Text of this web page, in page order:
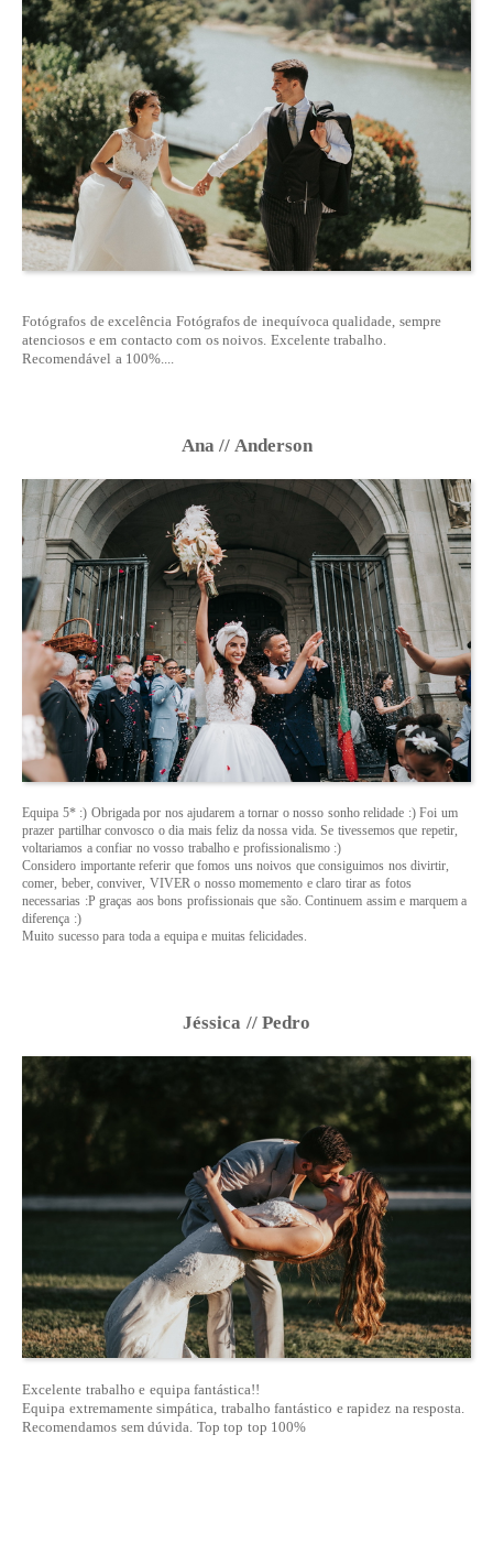
Fotógrafos de excelência Fotógrafos de inequívoca qualidade, sempre
atenciosos e em contacto com os noivos. Excelente trabalho.
Recomendável a 100%....
Ana // Anderson
Equipa 5* :) Obrigada por nos ajudarem a tornar o nosso sonho relidade :) Foi um
prazer partilhar convosco o dia mais feliz da nossa vida. Se tivessemos que repetir,
voltariamos a confiar no vosso trabalho e profissionalismo :)
Considero importante referir que fomos uns noivos que consiguimos nos divirtir,
comer, beber, conviver, VIVER o nosso momemento e claro tirar as fotos
necessarias :P graças aos bons profissionais que são. Continuem assim e marquem a
diferença :)
Muito sucesso para toda a equipa e muitas felicidades.
Jéssica // Pedro
Excelente trabalho e equipa fantástica!!
Equipa extremamente simpática, trabalho fantástico e rapidez na resposta.
Recomendamos sem dúvida. Top top top 100%